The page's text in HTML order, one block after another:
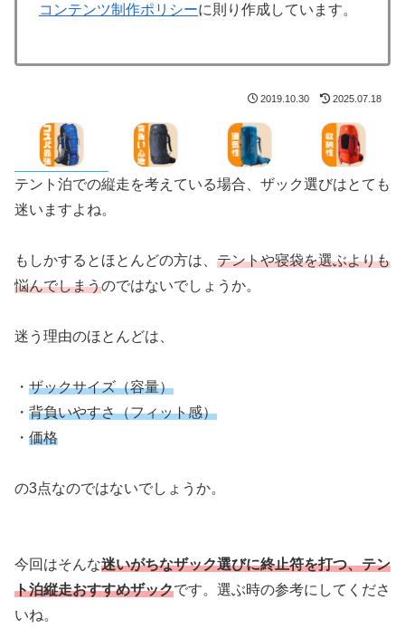
コンテンツ制作ポリシーに則り作成しています。
2019.10.30 2025.07.18
テント泊での縦走を考えている場合、ザック選びはとても
迷いますよね。
もしかするとほとんどの方は、 テントや寝袋を選ぶよりも
悩んでしまうのではないでしょうか。
迷う理由のほとんどは、
・ ザックサイズ（容量）
・ 背負いやすさ（フィット感）
・ 価格
の3点なのではないでしょうか。
今回はそんな迷いがちなザック選びに終止符を打つ、テン
ト泊縦走おすすめザックです。選ぶ時の参考にしてくださ
いね。